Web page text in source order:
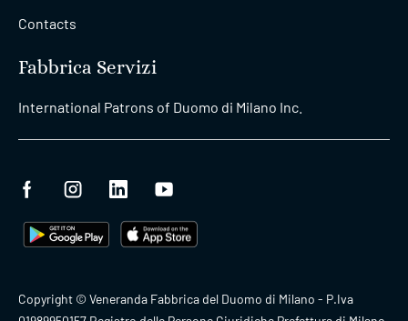
Contacts
Fabbrica Servizi
International Patrons of Duomo di Milano Inc.
Copyright © Veneranda Fabbrica del Duomo di Milano - P.Iva